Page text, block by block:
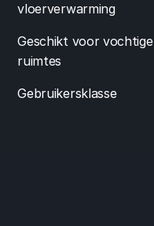
vloerverwarming
Geschikt voor vochtige
ruimtes
Gebruikersklasse